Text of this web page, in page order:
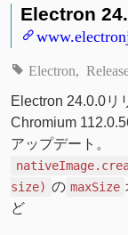
Electron
Electron
Electron 24.0.0リ
Chromium
アップデート。
size) の maxSize
ど